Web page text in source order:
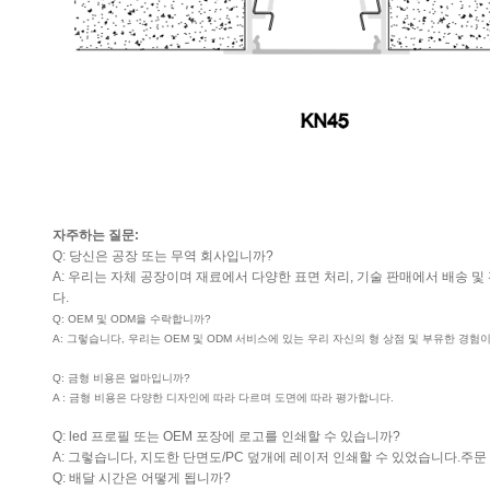
자주하는 질문:
Q: 당신은 공장 또는 무역 회사입니까?
A: 우리는 자체 공장이며 재료에서 다양한 표면 처리, 기술 판매에서 배송
다.
Q: OEM 및 ODM을 수락합니까?
A: 그렇습니다, 우리는 OEM 및 ODM 서비스에 있는 우리 자신의 형 상점 및 부유한 경험
Q: 금형 비용은 얼마입니까?
A : 금형 비용은 다양한 디자인에 따라 다르며 도면에 따라 평가합니다.
Q: led 프로필 또는 OEM 포장에 로고를 인쇄할 수 있습니까?
A: 그렇습니다, 지도한 단면도/PC 덮개에 레이저 인쇄할 수 있었습니다.주
Q: 배달 시간은 어떻게 됩니까?